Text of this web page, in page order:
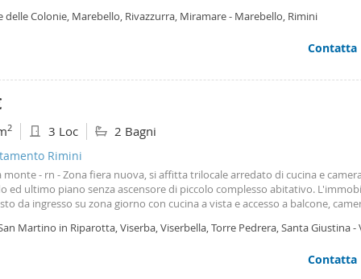
annuali , per maggiori info contattateci
delle Colonie, Marebello, Rivazzurra, Miramare - Marebello, Rimini
Contatta
2 3 Loc 2 Bagni
Rimini
monte - rn - Zona fiera nuova, si affitta trilocale arredato di cucina e
ed ultimo piano senza ascensore di piccolo complesso abitativo.
da ingresso su zona giorno con cucina a vista e accesso a balcone,
scoperto interno. Libero sa subito - a servizio di massimo due
tipo di contratto ecc Sarete contattati per una eventuale visita
Martino in Riparotta, Viserba, Viserbella, Torre Pedrera, Santa Giustina -
Contatta